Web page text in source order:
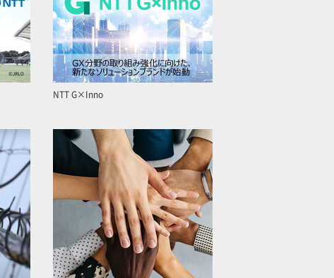
NTT G×Inno